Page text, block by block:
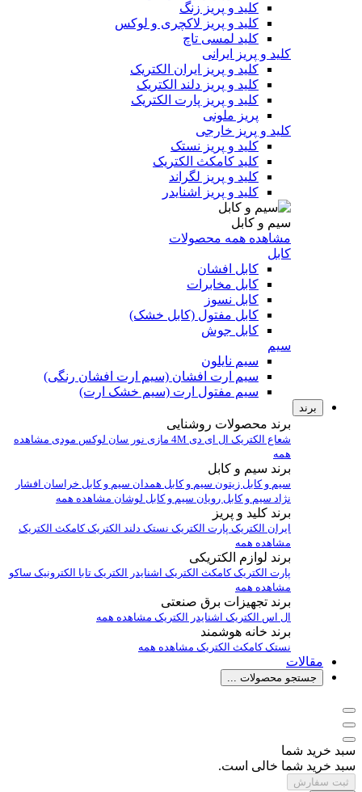
کلید و پریز زنگ
کلید و پریز لاکچری و لوکس
کلید لمسی تاچ
کلید و پریز ایرانی
کلید و پریز ایران الکتریک
کلید و پریز دلند الکتریک
کلید و پریز پارت الکتریک
پریز ملونی
کلید و پریز خارجی
کلید و پریز نستک
کلید کامکث الکتریک
کلید و پریز لگراند
کلید و پریز اشنایدر
سیم و کابل
مشاهده همه محصولات
کابل
کابل افشان
کابل مخابرات
کابل نسوز
کابل مفتول (کابل خشک)
کابل جوش
سیم
سیم نایلون
سیم ارت افشان (سیم ارت افشان رنگی)
سیم مفتول ارت (سیم خشک ارت)
برند
برند محصولات روشنایی
شعاع الکتریک ال ای دی 4M مازی نور سان لوکس مودی مشاهده
همه
برند سیم و کابل
سیم و کابل زیتون سیم و کابل همدان سیم و کابل خراسان افشار
نژاد سیم و کابل رویان سیم و کابل لوشان مشاهده همه
برند کلید و پریز
ایران الکتریک پارت الکتریک نستک دلند الکتریککامکث الکتریک
مشاهده همه
برند لوازم الکتریکی
پارت الکتریککامکث الکتریک اشنایدر الکتریک تابا الکترونیک ساکو
مشاهده همه
برند تجهیزات برق صنعتی
ال اس الکتریک اشنایدر الکتریک مشاهده همه
برند خانه هوشمند
نستککامکث الکتریک مشاهده همه
مقالات
جستجو محصولات ...
سبد خرید شما
سبد خرید شما خالی است.
ثبت سفارش